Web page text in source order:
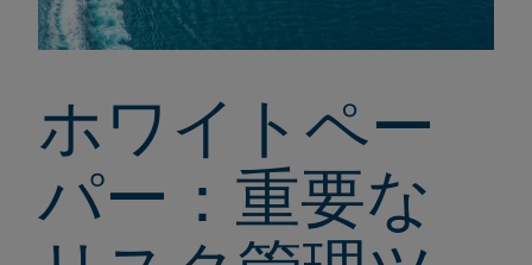
ホワイトペー
パー：重要な